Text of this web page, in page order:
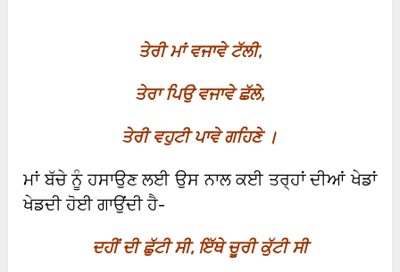
ਤੇਰੀ ਮਾਂ ਵਜਾਵੇ ਟੱਲੀ,
ਤੇਰਾ ਪਿਉ ਵਜਾਵੇ ਛੱਲੇ,
ਤੇਰੀ ਵਹੁਟੀ ਪਾਵੇ ਗਹਿਣੇ ।
ਮਾਂ ਬੱਚੇ ਨੂੰ ਹਸਾਉਣ ਲਈ ਉਸ ਨਾਲ ਕਈ ਤਰ੍ਹਾਂ ਦੀਆਂ ਖੇਡਾਂ
ਖੇਡਦੀ ਹੋਈ ਗਾਉਂਦੀ ਹੈ-
ਦਹੀਂ ਦੀ ਛੁੱਟੀ ਸੀ, ਇੱਥੇ ਚੂਰੀ ਕੁੱਟੀ ਸੀ